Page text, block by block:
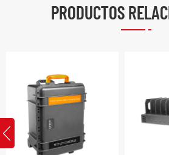
PRODUCTOS